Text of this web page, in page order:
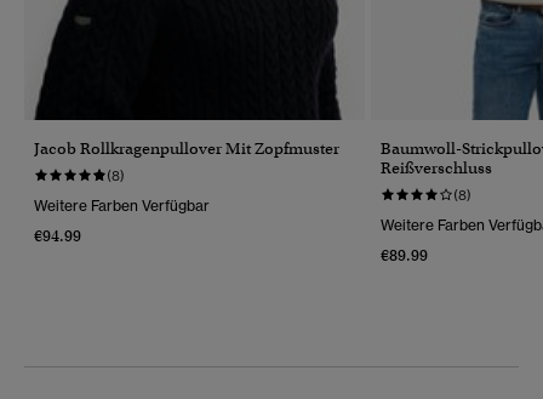
Jacob Rollkragenpullover Mit Zopfmuster
(8)
Weitere Farben Verfügbar
€94.99
Baumwoll-
Reißverschluss
(8)
Weitere Farben
€89.99